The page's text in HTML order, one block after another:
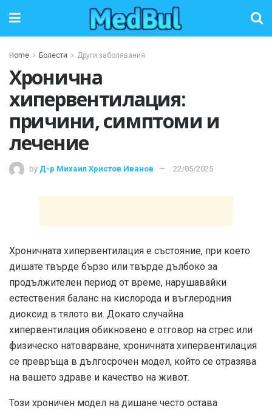
Home Болести Други заболявания
Хронична
хипервентилация:
причини, симптоми и
лечение
by Д-р Михаил Христов Иванов 22/05/2025
Хроничната хипервентилация е състояние, при което
дишате твърде бързо или твърде дълбоко за
продължителен период от време, нарушавайки
естествения баланс на кислорода и въглеродния
диоксид в тялото ви. Докато случайна
хипервентилация обикновено е отговор на стрес или
физическо натоварване, хроничната хипервентилация
се превръща в дългосрочен модел, който се отразява
на вашето здраве и качество на живот.
Този хроничен модел на дишане често остава